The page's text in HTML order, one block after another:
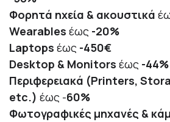
Φορητά ηχεία & ακουστικά
Wearables έως -20%
Laptops έως -450€
Desktop & Monitors έως -44%
Περιφερειακά (Printers,
etc.) έως -60%
Φωτογραφικές μηχανές &